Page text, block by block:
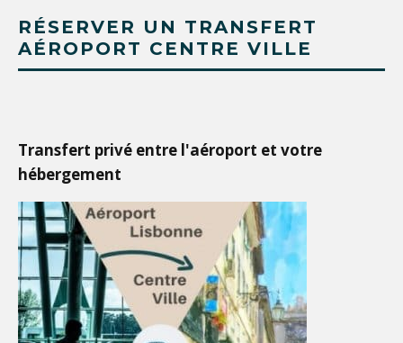
RÉSERVER UN TRANSFERT
AÉROPORT CENTRE VILLE
Transfert privé entre l'aéroport et votre
hébergement